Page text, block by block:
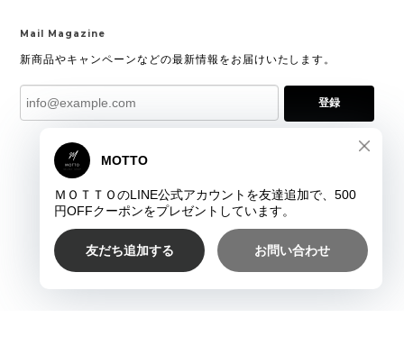
Mail Magazine
新商品やキャンペーンなどの最新情報をお届けいたします。
登録